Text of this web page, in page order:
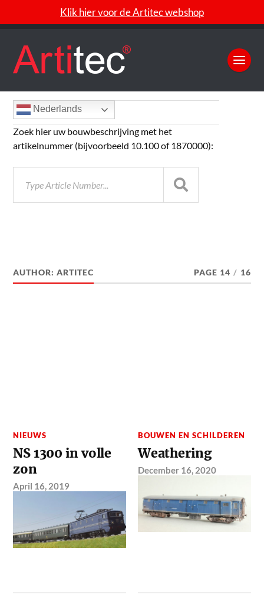
Klik hier voor de Artitec webshop
AUTHOR:ARTITEC PAGE 14 / 16
NIEUWS
NS 1300 in volle
zon
April 16, 2019
BOUWEN EN SCHILDEREN
Weathering
December 16, 2020
Nederlands
Zoek hier uw bouwbeschrijving met het
artikelnummer (bijvoorbeeld 10.100 of 1870000):